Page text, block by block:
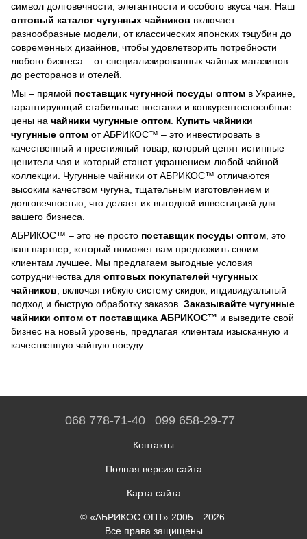
символ долговечности, элегантности и особого вкуса чая. Наш
оптовый каталог чугунных чайников включает
разнообразные модели, от классических японских тэцубин до
современных дизайнов, чтобы удовлетворить потребности
любого бизнеса – от специализированных чайных магазинов
до ресторанов и отелей.
Мы – прямой поставщик чугунной посуды оптом в Украине,
гарантирующий стабильные поставки и конкурентоспособные
цены на чайники чугунные оптом. Купить чайники
чугунные оптом от АБРИКОС™ – это инвестировать в
качественный и престижный товар, который ценят истинные
ценители чая и который станет украшением любой чайной
коллекции. Чугунные чайники от АБРИКОС™ отличаются
высоким качеством чугуна, тщательным изготовлением и
долговечностью, что делает их выгодной инвестицией для
вашего бизнеса.
АБРИКОС™ – это не просто поставщик посуды оптом, это
ваш партнер, который поможет вам предложить своим
клиентам лучшее. Мы предлагаем выгодные условия
сотрудничества для оптовых покупателей чугунных
чайников, включая гибкую систему скидок, индивидуальный
подход и быструю обработку заказов. Заказывайте чугунные
чайники оптом от поставщика АБРИКОС™ и выведите свой
бизнес на новый уровень, предлагая клиентам изысканную и
качественную чайную посуду.
068 778-71-40 099 658-29-77
Контакты
Полная версия сайта
Карта сайта
© «АБРИКОС ОПТ» 2005—2026.
Все права защищены